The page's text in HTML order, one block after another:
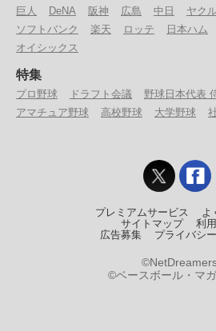
巨人 DeNA 阪神 広島 中日 ヤク
ソフトバンク
楽天 ロッテ 日本ハム
オイシックス
特集
プロ野球 ドラフト会議
野球日本代表
アマチュア野球
高校野球 大学野球
プレミアムサービス
よ
サイトマップ
利
広告募集
プライバシ
©ベースボール・マ